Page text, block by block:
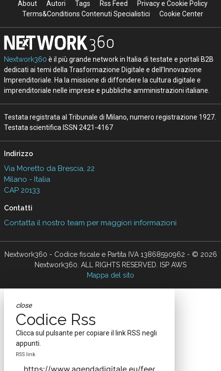
About Autori Tags Rss Feed
Privacy e Cookie Policy
Terms&Conditions Contenuti Specialistici
Cookie Center
Nextwork360 è il più grande network in Italia di testate e portali B2B
dedicati ai temi della Trasformazione Digitale e dell’Innovazione
Imprenditoriale. Ha la missione di diffondere la cultura digitale e
imprenditoriale nelle imprese e pubbliche amministrazioni italiane.
Testata registrata al Tribunale di Milano, numero registrazione 1927.
Testata scientifica ISSN 2421-4167
Indirizzo
Via Moretto da Brescia, 22
Milano - Italia
CAP 20133
Contatti
Contatta il nostro team per maggiori informazioni
Nextwork360 - Codice fiscale e Partita IVA 13868590962 - © 2026
Nextwork360. ALL RIGHTS RESERVED. ISP AWS
Mappa del sito
close
Codice Rss
Clicca sul pulsante per copiare il link RSS negli
appunti.
RSS link